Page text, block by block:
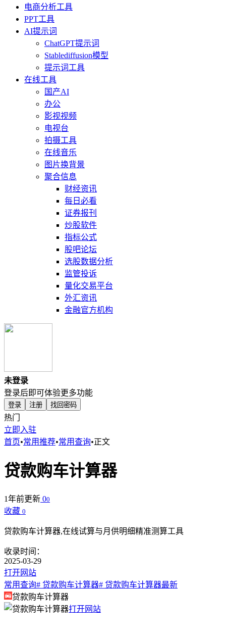
电商分析工具
PPT工具
AI提示词
ChatGPT提示词
Stablediffusion模型
提示词工具
在线工具
国产AI
办公
影视视频
电视台
拍摄工具
在线音乐
图片换背景
聚合信息
财经资讯
每日必看
证券报刊
炒股软件
指标公式
股吧论坛
选股数据分析
监管投诉
量化交易平台
外汇资讯
金融官方机构
未登录
登录后即可体验更多功能
登录 注册 找回密码
热门
立即入驻
首页•常用推荐•常用查询•正文
贷款购车计算器
1年前更新 00
收藏 0
贷款购车计算器,在线试算与月供明细精准测算工具
收录时间：
2025-03-29
打开网站
常用查询# 贷款购车计算器# 贷款购车计算器最新
贷款购车计算器
打开网站